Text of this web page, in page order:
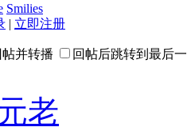
Smilies
| 立即注册
帖并转播 回帖后跳转到最后
老